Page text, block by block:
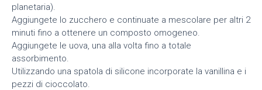
planetaria).
Aggiungete lo zucchero e continuate a mescolare per altri 2
minuti fino a ottenere un composto omogeneo.
Aggiungete le uova, una alla volta fino a totale
assorbimento.
Utilizzando una spatola di silicone incorporate la vanillina e i
pezzi di cioccolato.